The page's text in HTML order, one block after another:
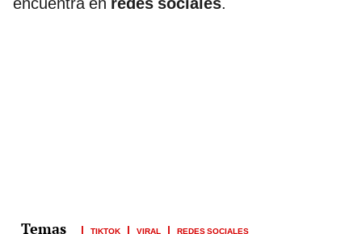
TIKTOK VIRAL REDES SOCIALES